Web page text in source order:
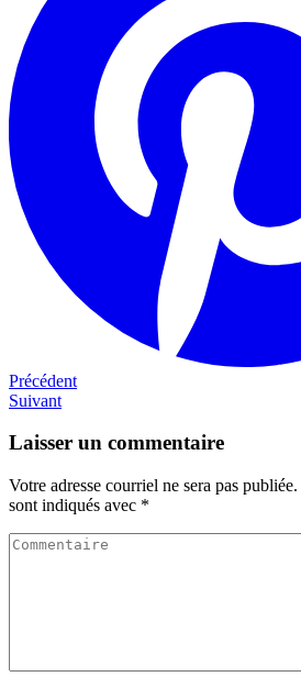
Navigation
de
l'article
PrécédentPrécédent
SuivantNext
Laisser un commentaire
Votre adresse courriel ne sera pas publiée.
sont indiqués avec *